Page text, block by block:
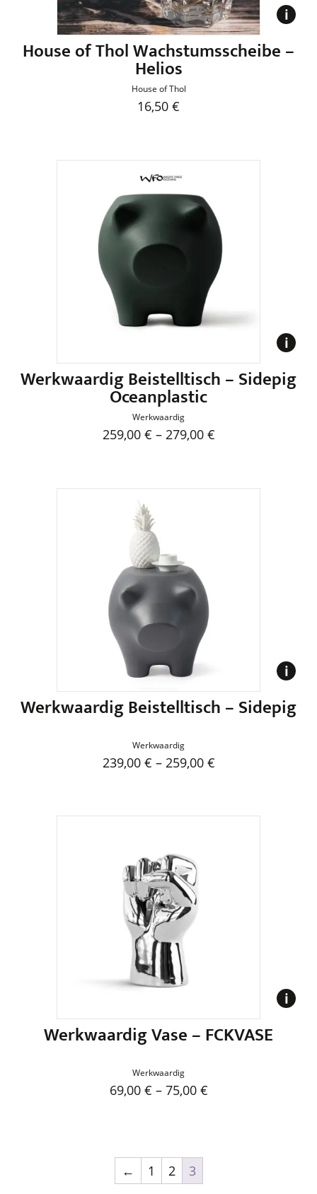
gewählt
werden
House of Thol Wachstumsscheibe –
Helios
House of Thol
16,50 €
weist
mehrere
Varianten
auf.
Produktseite
werden
Werkwaardig Beistelltisch – Sidepig
Oceanplastic
Werkwaardig
259,00 € – 279,00 €
weist
auf.
Die
Optionen
können
Produktseite
gewählt
werden
Werkwaardig Beistelltisch – Sidepig
Werkwaardig
239,00 € – 259,00 €
weist
Varianten
auf.
Die
Optionen
können
auf
der
Produktseite
werden
Werkwaardig Vase – FCKVASE
Werkwaardig
69,00 € – 75,00 €
mehrere
Varianten
← 1 2 3